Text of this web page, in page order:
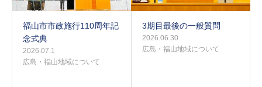
福山市市政施行110周年記
念式典
2026.07.1
広島・福山地域について
3期目最後の一般質問
2026.06.30
広島・福山地域について